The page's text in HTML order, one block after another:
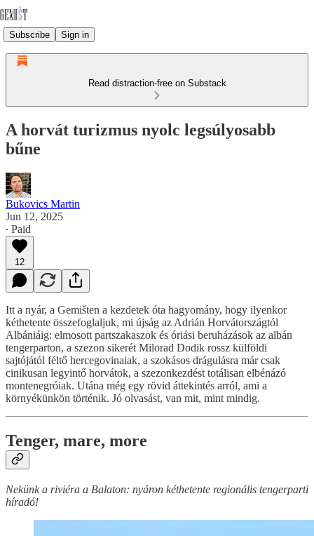
Subscribe Sign in
Read distraction-free on Substack
A horvát turizmus nyolc legsúlyosabb
bűne
Bukovics Martin
Jun 12, 2025
∙ Paid
12
Itt a nyár, a Gemišten a kezdetek óta hagyomány, hogy ilyenkor
kéthetente összefoglaljuk, mi újság az Adrián Horvátországtól
Albániáig: elmosott partszakaszok és óriási beruházások az albán
tengerparton, a szezon sikerét Milorad Dodik rossz külföldi
sajtójától féltő hercegovinaiak, a szokásos drágulásra már csak
cinikusan legyintő horvátok, a szezonkezdést totálisan elbénázó
montenegróiak. Utána még egy rövid áttekintés arról, ami a
környékünkön történik. Jó olvasást, van mit, mint mindig.
Tenger, mare, more
Nekünk a riviéra a Balaton: nyáron kéthetente regionális tengerparti
híradó!